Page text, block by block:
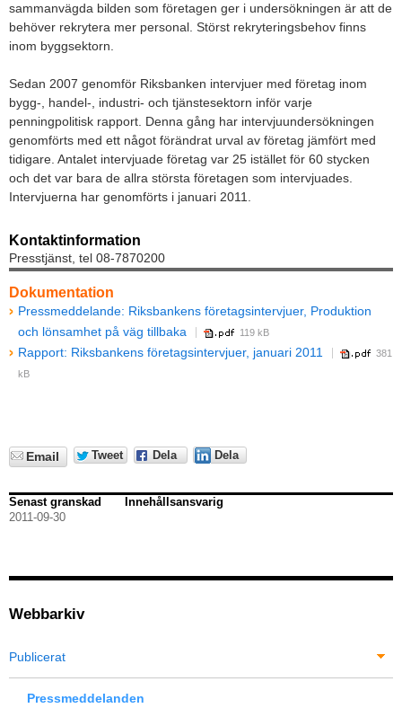
sammanvägda bilden som företagen ger i undersökningen är att de
behöver rekrytera mer personal. Störst rekryteringsbehov finns
inom byggsektorn.
Sedan 2007 genomför Riksbanken intervjuer med företag inom
bygg-, handel-, industri- och tjänstesektorn inför varje
penningpolitisk rapport. Denna gång har intervjuundersökningen
genomförts med ett något förändrat urval av företag jämfört med
tidigare. Antalet intervjuade företag var 25 istället för 60 stycken
och det var bara de allra största företagen som intervjuades.
Intervjuerna har genomförts i januari 2011.
Kontaktinformation
Presstjänst, tel 08-7870200
Dokumentation
Pressmeddelande: Riksbankens företagsintervjuer, Produktion
och lönsamhet på väg tillbaka
119 kB
Rapport: Riksbankens företagsintervjuer, januari 2011
381
kB
Email Tweet Dela Dela
Senast granskad
2011-09-30
Innehållsansvarig
Webbarkiv
Publicerat
Pressmeddelanden